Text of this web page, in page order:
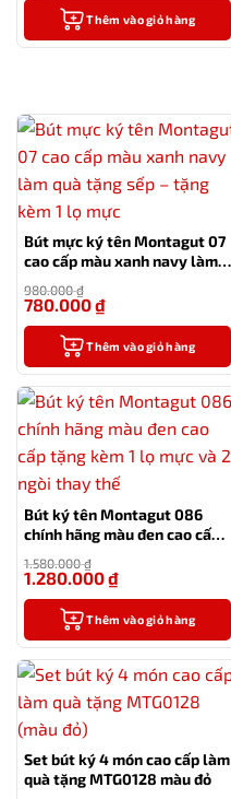
Thêm vào giỏ hàng
Bút mực ký tên Montagut 07
cao cấp màu xanh navy làm
quà tặng sếp – tặng kèm 1 lọ
mực
980.000₫
780.000₫
Thêm vào giỏ hàng
Bút ký tên Montagut 086
chính hãng màu đen cao cấp
thay thế
1.580.000₫
1.280.000₫
Thêm vào giỏ hàng
Set bút ký 4 món cao cấp làm
quà tặng MTG0128 màu đỏ